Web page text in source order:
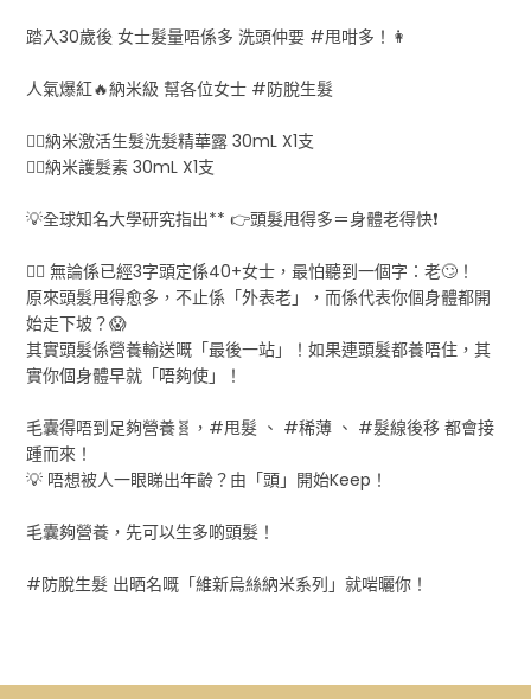
踏入30歲後 女士髮量唔係多 洗頭仲要 #甩咁多！👩
人氣爆紅🔥納米級 幫各位女士 #防脫生髮
👉🏻納米激活生髮洗髮精華露 30mL X1支
👉🏻納米護髮素 30mL X1支
💡全球知名大學研究指出** 👉頭髮甩得多＝身體老得快❗
🙅‍♀️ 無論係已經3字頭定係40+女士，最怕聽到一個字：老🙄！
原來頭髮甩得愈多，不止係「外表老」，而係代表你個身體都開
始走下坡？😱
其實頭髮係營養輸送嘅「最後一站」！如果連頭髮都養唔住，其
實你個身體早就「唔夠使」！
毛囊得唔到足夠營養🧬，#甩髮 、 #稀薄 、 #髮線後移 都會接
踵而來！
💡 唔想被人一眼睇出年齡？由「頭」開始Keep！
毛囊夠營養，先可以生多啲頭髮！
#防脫生髮 出晒名嘅「維新烏絲納米系列」就啱曬你！